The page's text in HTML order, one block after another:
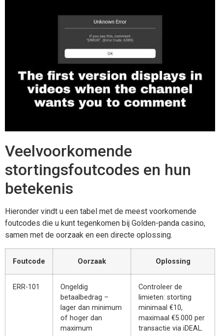
Veelvoorkomende
stortingsfoutcodes en hun
betekenis
Hieronder vindt u een tabel met de meest voorkomende
foutcodes die u kunt tegenkomen bij Golden-panda casino,
samen met de oorzaak en een directe oplossing.
Foutcode Oorzaak Oplossing
ERR-101
Ongeldig
betaalbedrag –
lager dan minimum
of hoger dan
maximum
Controleer de
limieten: storting
minimaal €10,
maximaal €5.000 per
transactie via iDEAL.